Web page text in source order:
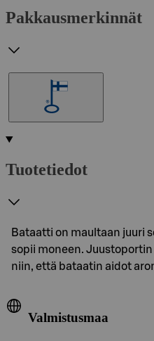
Pakkausmerkinnät
Tuotetiedot
Bataatti on maultaan juuri
sopii moneen.
niin, että bataatin aidot
Valmistusmaa